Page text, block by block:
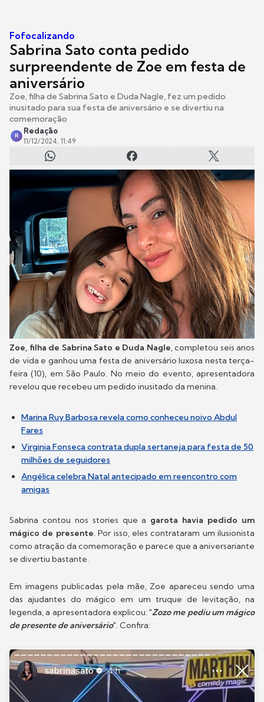
Fofocalizando
Sabrina Sato conta pedido
surpreendente de Zoe em festa de
aniversário
Zoe, filha de Sabrina Sato e Duda Nagle, fez um pedido
inusitado para sua festa de aniversário e se divertiu na
comemoração
R
Redação
11/12/2024, 11:49
Zoe, filha de Sabrina Sato e Duda Nagle, completou seis anos
de vida e ganhou uma festa de aniversário luxosa nesta terça-
feira (10), em São Paulo. No meio do evento, apresentadora
revelou que recebeu um pedido inusitado da menina.
Marina Ruy Barbosa revela como conheceu noivo Abdul
Fares
Virginia Fonseca contrata dupla sertaneja para festa de 50
milhões de seguidores
Angélica celebra Natal antecipado em reencontro com
amigas
Sabrina contou nos stories que a garota havia pedido um
mágico de presente. Por isso, eles contrataram um ilusionista
como atração da comemoração e parece que a aniversariante
se divertiu bastante.
Em imagens publicadas pela mãe, Zoe apareceu sendo uma
das ajudantes do mágico em um truque de levitação, na
legenda, a apresentadora explicou: "Zozo me pediu um mágico
de presente de aniversário". Confira: